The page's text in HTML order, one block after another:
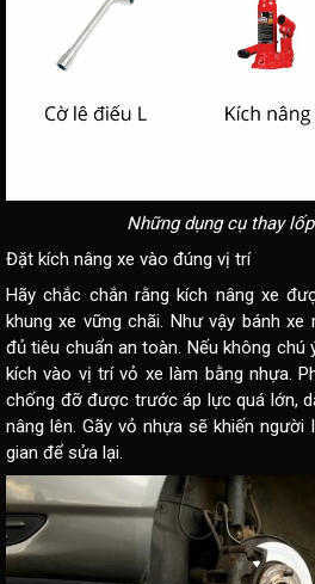
Những dụng cụ thay
Đặt kích nâng xe vào đúng vị trí
Hãy chắc chắn rằng kích nâng xe
khung xe vững chãi. Như vậy bánh
đủ tiêu chuẩn an toàn. Nếu không chú
kích vào vị trí vỏ xe làm bằng nhựa.
chống đỡ được trước áp lực quá lớn,
nâng lên. Gãy vỏ nhựa sẽ khiến
gian để sửa lại.